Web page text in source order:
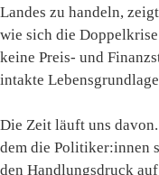
Landes zu handeln,
wie sich die
keine Preis- und
intakte
Die Zeit läuft uns
dem die Politiker:innen
den Handlungsdruck